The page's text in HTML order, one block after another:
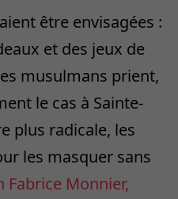
être envisagées :
et des jeux de
musulmans prient,
le cas à Sainte-
plus radicale, les
les masquer sans
Fabrice Monnier,